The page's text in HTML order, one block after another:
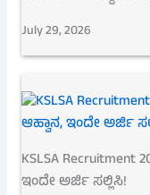
July 29, 2026
KSLSA
ಇಂದೇ ಅರ್ಜಿ ಸಲ್ಲಿಸಿ!